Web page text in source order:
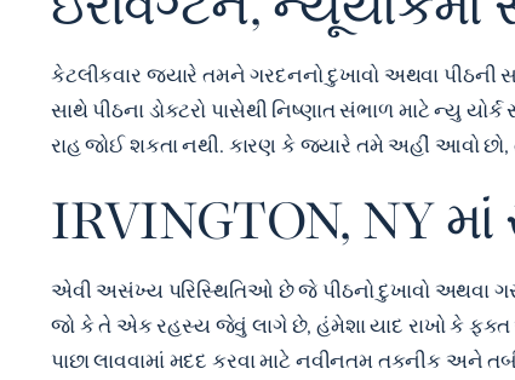
કેટલીકવાર જ્યારે તમને ગરદનનો દુખાવો અથવા પીઠની
સાથે પીઠના ડોકટરો પાસેથી નિષ્ણાત સંભાળ માટે ન્યુ
રાહ જોઈ શકતા નથી. કારણ કે જ્યારે તમે અહીં આવો
IRVINGTON, NY
એવી અસંખ્ય પરિસ્થિતિઓ છે જે પીઠનો દુખાવો અથવા
જો કે તે એક રહસ્ય જેવું લાગે છે, હંમેશા યાદ રાખો કે ફક્ત
પાછા લાવવામાં મદદ કરવા માટે નવીનતમ તકનીક અને